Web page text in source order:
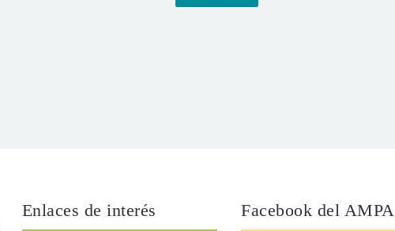
Enlaces de interés Facebook del AMPA